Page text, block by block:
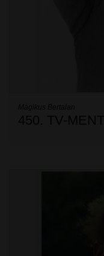
Mágikus Bertalan
450. TV-